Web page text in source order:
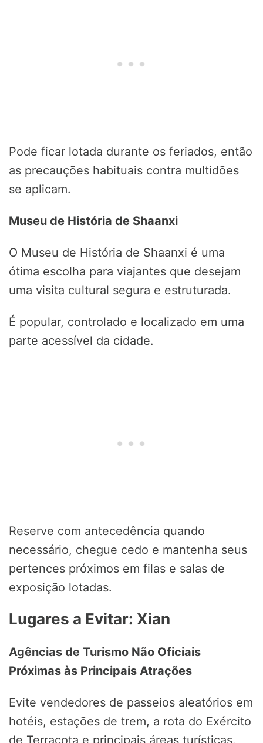
Pode ficar lotada durante os feriados, então
as precauções habituais contra multidões
se aplicam.
Museu de História de Shaanxi
O Museu de História de Shaanxi é uma
ótima escolha para viajantes que desejam
uma visita cultural segura e estruturada.
É popular, controlado e localizado em uma
parte acessível da cidade.
Reserve com antecedência quando
necessário, chegue cedo e mantenha seus
pertences próximos em filas e salas de
exposição lotadas.
Lugares a Evitar: Xian
Agências de Turismo Não Oficiais
Próximas às Principais Atrações
Evite vendedores de passeios aleatórios em
hotéis, estações de trem, a rota do Exército